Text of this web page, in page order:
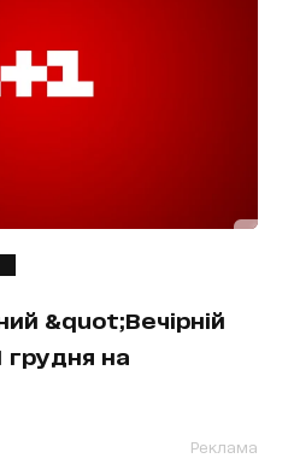
&quot;Вечірній
грудня на
Реклама